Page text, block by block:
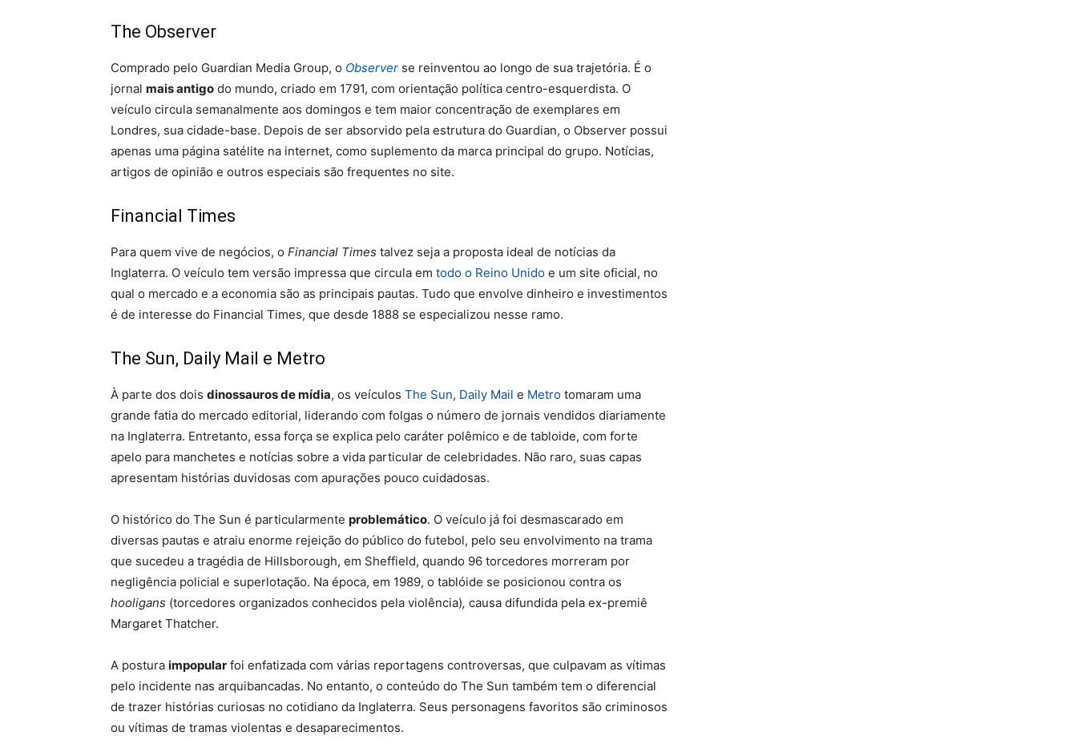
The Observer
Comprado pelo Guardian Media Group, o Observer se reinventou ao longo de sua trajetória. É o
jornal mais antigo do mundo, criado em 1791, com orientação política centro-esquerdista. O
veículo circula semanalmente aos domingos e tem maior concentração de exemplares em
Londres, sua cidade-base. Depois de ser absorvido pela estrutura do Guardian, o Observer possui
apenas uma página satélite na internet, como suplemento da marca principal do grupo. Notícias,
artigos de opinião e outros especiais são frequentes no site.
Financial Times
Para quem vive de negócios, o Financial Times talvez seja a proposta ideal de notícias da
Inglaterra. O veículo tem versão impressa que circula em todo o Reino Unido e um site oficial, no
qual o mercado e a economia são as principais pautas. Tudo que envolve dinheiro e investimentos
é de interesse do Financial Times, que desde 1888 se especializou nesse ramo.
The Sun, Daily Mail e Metro
À parte dos dois dinossauros de mídia, os veículos The Sun, Daily Mail e Metro tomaram uma
grande fatia do mercado editorial, liderando com folgas o número de jornais vendidos diariamente
na Inglaterra. Entretanto, essa força se explica pelo caráter polêmico e de tabloide, com forte
apelo para manchetes e notícias sobre a vida particular de celebridades. Não raro, suas capas
apresentam histórias duvidosas com apurações pouco cuidadosas.
O histórico do The Sun é particularmente problemático. O veículo já foi desmascarado em
diversas pautas e atraiu enorme rejeição do público do futebol, pelo seu envolvimento na trama
que sucedeu a tragédia de Hillsborough, em Sheffield, quando 96 torcedores morreram por
negligência policial e superlotação. Na época, em 1989, o tablóide se posicionou contra os
hooligans (torcedores organizados conhecidos pela violência), causa difundida pela ex-premiê
Margaret Thatcher.
A postura impopular foi enfatizada com várias reportagens controversas, que culpavam as vítimas
pelo incidente nas arquibancadas. No entanto, o conteúdo do The Sun também tem o diferencial
de trazer histórias curiosas no cotidiano da Inglaterra. Seus personagens favoritos são criminosos
ou vítimas de tramas violentas e desaparecimentos.